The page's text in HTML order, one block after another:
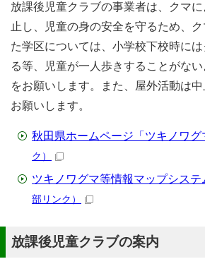
放課後児童クラブの事業者は、クマ
止し、児童の身の安全を守るため、
た学区については、小学校下校時に
る等、児童が一人歩きすることがな
をお願いします。また、屋外活動は
お願いします。
秋田県ホームページ「ツキノワグ
ク）
ツキノワグマ等情報マップシステ
部リンク）
放課後児童クラブの案内